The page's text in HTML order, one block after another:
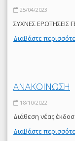
25/04/2023
ΣΥΧΝΕΣ ΕΡΩΤΗΣΕΙΣ
Διαβάστε
ΑΝΑΚΟΙΝΩΣΗ
18/10/2022
Διάθεση νέας
Διαβάστε